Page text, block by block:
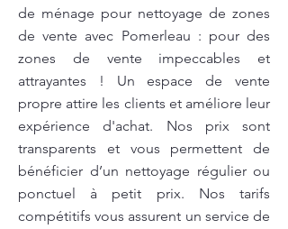
de ménage pour nettoyage de zones
de vente avec Pomerleau : pour des
zones de vente impeccables et
attrayantes ! Un espace de vente
propre attire les clients et améliore leur
expérience d'achat. Nos prix sont
transparents et vous permettent de
bénéficier d’un nettoyage régulier ou
ponctuel à petit prix. Nos tarifs
compétitifs vous assurent un service de